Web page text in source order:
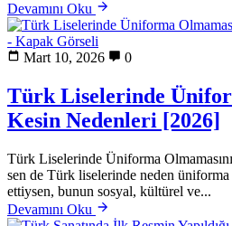
Devamını Oku
Mart 10, 2026 0
Türk Liselerinde
Kesin Nedenleri [2026]
Türk Liselerinde Üniforma
sen de Türk liselerinde neden üniforma
ettiysen, bunun sosyal, kültürel ve...
Devamını Oku